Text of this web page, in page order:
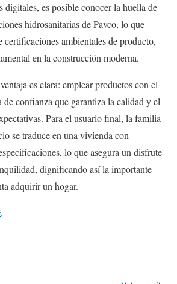
digitales, es posible conocer la huella de
hidrosanitarias de Pavco, lo que
ambientales de producto,
en la construcción moderna.
es clara: emplear productos con el
de confianza que garantiza la calidad y el
Para el usuario final, la familia
se traduce en una vivienda con
lo que asegura un disfrute
dignificando así la importante
adquirir un hogar.